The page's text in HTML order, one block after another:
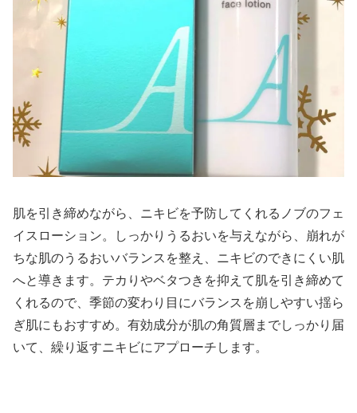
肌を引き締めながら、ニキビを予防してくれるノブのフェ
イスローション。しっかりうるおいを与えながら、崩れが
ちな肌のうるおいバランスを整え、ニキビのできにくい肌
へと導きます。テカりやベタつきを抑えて肌を引き締めて
くれるので、季節の変わり目にバランスを崩しやすい揺ら
ぎ肌にもおすすめ。有効成分が肌の角質層までしっかり届
いて、繰り返すニキビにアプローチします。